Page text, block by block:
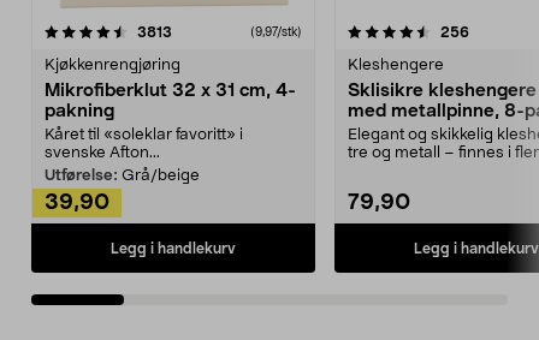
3813 anmeldelser(9,97/stk)
Kjøkkenrengjøring
Mikrofiberklut 32 x 31 cm, 4-
pakning
Kåret til «soleklar favoritt» i
svenske Afton...
Utførelse: Grå/beige
39,90
Legg i handlekurv
4.5av 5 stjerner 256
Kleshengere
Sklisikre
med metallpinne, 8-
Elegant og skikkelig
tre og metall – finnes i
79,90
Legg i handlekurv
4.5av 5 stjerner